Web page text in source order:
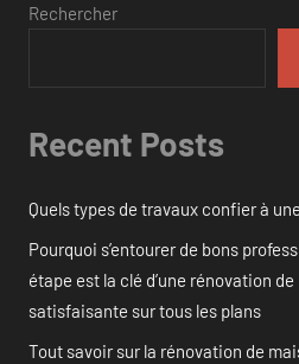
Rechercher
Recent Posts
Quels types de travaux confier à
Pourquoi s’entourer de bons
étape est la clé d’une rénovation
satisfaisante sur tous les plans
Tout savoir sur la rénovation de